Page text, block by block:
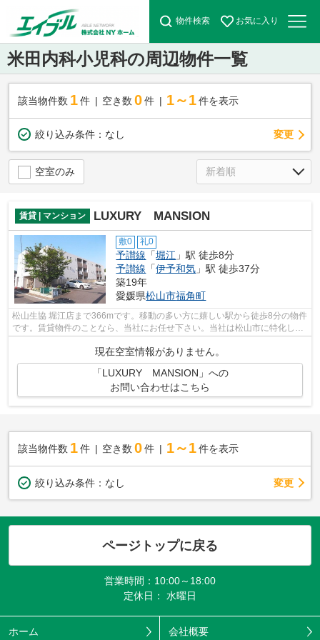
物件検索 お気に入り
米田内科小児科の周辺物件一覧
該当物件数 1件 空き数 0 件 1～1 件を表示
絞り込み条件： なし 変更
空室のみ
賃貸 | マンション LUXURY MANSION
敷0 礼0
予讃線 「堀江 」駅 徒歩8分
予讃線 「伊予和気 」駅 徒歩37分
築19年
愛媛県松山市福角町
松山生協 堀江店まで366mです。移動の多い方に嬉しい駅から徒歩8分の物件
です。賃貸物件のことなら、当社にお任せ下さい。当社は松山市に特化し、
豊富な賃貸物件情報を取り扱っており...
現在空室情報がありません。
「LUXURY MANSION」への
お問い合わせはこちら
該当物件数 1件 空き数 0 件 1～1 件を表示
絞り込み条件： なし 変更
ページトップに戻る
営業時間：10:00～18:00
定休日： 水曜日
ホーム 会社概要